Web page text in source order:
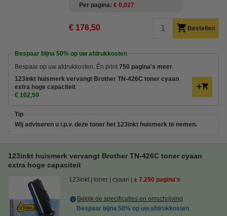
Per pagina € 0,027
€ 176,50 Bestellen
Bespaar bijna 50% op uw afdrukkosten
Bespaar op uw afdrukkosten. Én print 750 pagina's meer
123inkt huismerk vervangt Brother TN-426C toner cyaan
extra hoge capaciteit
€ 102,50
Tip
Wij adviseren u i.p.v. deze toner het 123inkt huismerk te nemen.
123inkt huismerk vervangt Brother TN-426C toner cyaan
extra hoge capaciteit
123inkt toner cyaan ± 7.250 pagina's
Bekijk de specificaties en omschrijving
Bespaar bijna 50% op uw afdrukkosten